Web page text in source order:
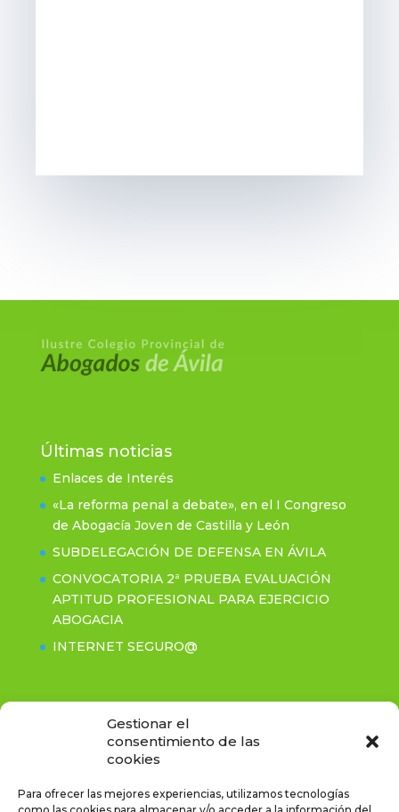
Gestionar el
consentimiento de las
cookies
Para ofrecer las mejores experiencias, utilizamos tecnologías
Últimas noticias
Enlaces de Interés
«La reforma penal a debate», en el I Congreso
de Abogacía Joven de Castilla y León
SUBDELEGACIÓN DE DEFENSA EN ÁVILA
CONVOCATORIA 2ª PRUEBA EVALUACIÓN
APTITUD PROFESIONAL PARA EJERCICIO
ABOGACIA
INTERNET SEGURO@
Contacto
C/Rastro, 2-3º- CP: 05001 Ávila
Tel. (+34) 920.211.281 / Fax. (+34) 920.214.255
icaavila@icaavila.es